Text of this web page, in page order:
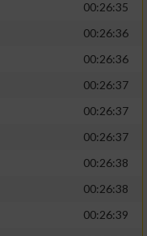
00:26:35
00:26:36
00:26:36
00:26:37
00:26:37
00:26:37
00:26:38
00:26:38
00:26:39